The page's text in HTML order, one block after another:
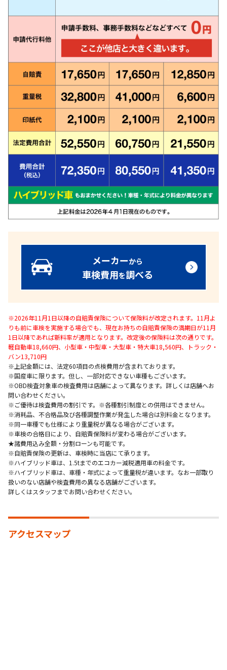
メーカーから
車検費用を調べる
※2026年11月1日以降の自賠責保険について保険料が改定されます。11月よ
りも前に車検を実施する場合でも、現在お持ちの自賠責保険の満期日が11月
1日以降であれば新料率が適用となります。改定後の保険料は次の通りです。
軽自動車18,660円、小型車・中型車・大型車・特大車18,560円、トラック・
バン13,710円
※上記金額には、法定60項目の点検費用が含まれております。
※国産車に限ります。但し、一部対応できない車種もございます。
※OBD検査対象車の検査費用は店舗によって異なります。詳しくは店舗へお
問い合わせください。
※ご優待は検査費用の割引です。※各種割引制度との併用はできません。
※消耗品、不合格品及び各種調整作業が発生した場合は別料金となります。
※同一車種でも仕様により重量税が異なる場合がございます。
※車検の合格日により、自賠責保険料が変わる場合がございます。
★諸費用込み全額・分割ローンも可能です。
※自賠責保険の更新は、車検時に当店にて承ります。
※ハイブリッド車は、1.5tまでのエコカー減税適用車の料金です。
※ハイブリッド車は、車種・年式によって重量税が違います。なお一部取り
扱いのない店舗や検査費用の異なる店舗がございます。
詳しくはスタッフまでお問い合わせください。
アクセスマップ